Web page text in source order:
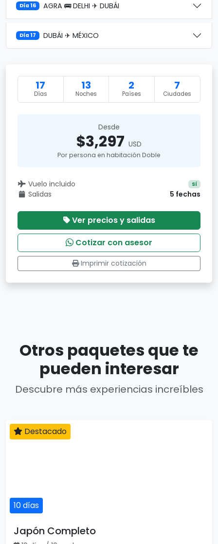
Día 16 AGRA 🚌 DELHI ✈ DUBÁI
Día 17 DUBÁI ✈ MÉXICO
17
Días
13
Noches
2
Países
7
Ciudades
Desde
$3,297 USD
Por persona en habitación Doble
Vuelo incluido Sí
Salidas 5 fechas
Ver precios y salidas
Cotizar con asesor
Imprimir cotización
Otros paquetes que te
pueden interesar
Descubre más experiencias increíbles
10 días
Destacado
Japón Completo